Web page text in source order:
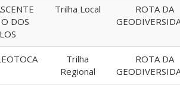
DOS
Trilha Local
ROTA DA
Trilha
Regional
ROTA DA